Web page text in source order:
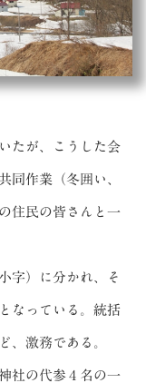
たが、こうした会
同作業（冬囲い、
住民の皆さんと一
字）に分かれ、そ
なっている。統括
、激務である。
社の代参４名の一